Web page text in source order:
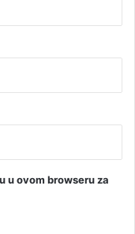
u ovom browseru za